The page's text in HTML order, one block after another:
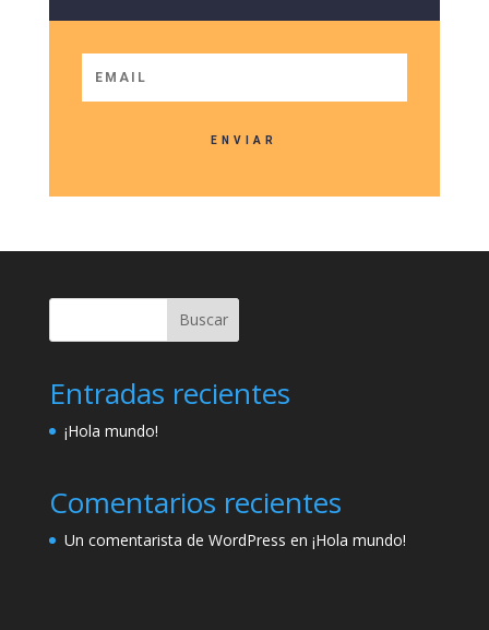
ENVIAR
Buscar
Entradas recientes
¡Hola mundo!
Comentarios recientes
Un comentarista de WordPress en ¡Hola mundo!